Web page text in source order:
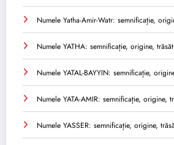
Numele Yatha-Amir-Watr: semnificație,
Numele YATHA: semnificație, origine,
Numele YATAL-BAYYIN: semnificație,
Numele YATA-AMIR: semnificație, origine,
Numele YASSER: semnificație, origine,